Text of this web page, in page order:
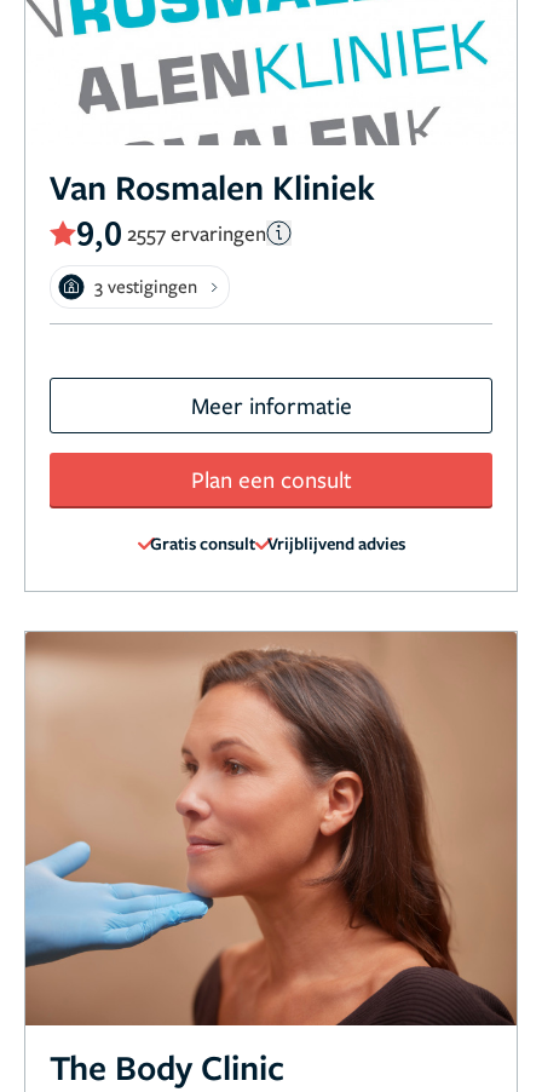
Van Rosmalen Kliniek
9,0 2557 ervaringen
3 vestigingen
Meer informatie
Plan een consult
Gratis consult Vrijblijvend advies
The Body Clinic